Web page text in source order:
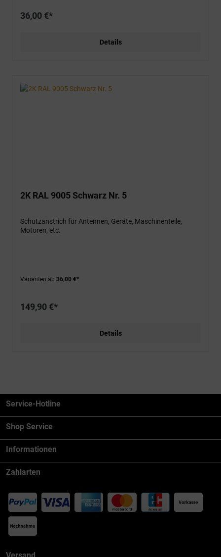
36,00 €*
Details
2K RAL 9005 Schwarz Nr. 5
Schutzanstrich für Antennen, Geräte, Maschinenteile,
Motoren, etc.
Varianten ab 36,00 €*
149,90 €*
Details
Service-Hotline
Shop Service
Informationen
Zahlarten